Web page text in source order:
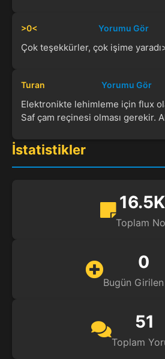
>0< Yorumu Gör
Çok teşekkürler, çok işime
Turan Yorumu Gör
Elektronikte lehimleme için flux
Saf çam reçinesi olması gerekir.
İstatistikler
16.5K
Toplam
0
Bugün
51
Toplam